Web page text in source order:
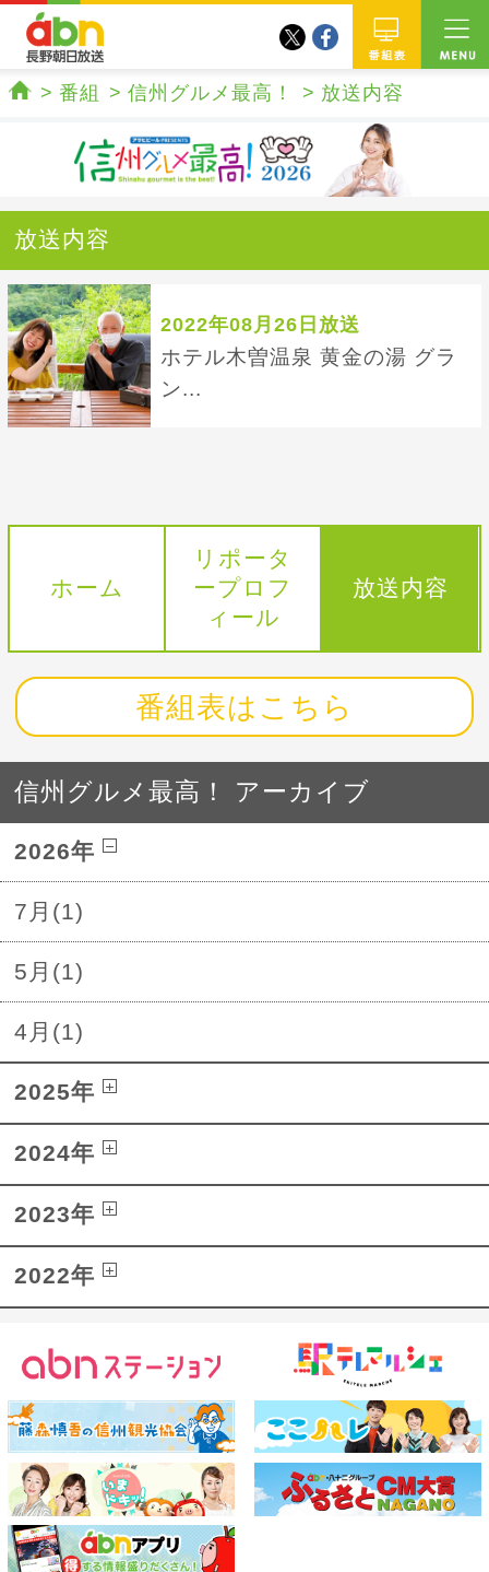
twitterfacebook
番組 信州グルメ最高！ 放送内容
放送内容
2022年08月26日放送
ホテル木曽温泉 黄金の湯 グラ
ン...
ホーム
リポータ
ープロフ
ィール
放送内容
番組表はこちら
信州グルメ最高！ アーカイブ
2026年
7月(1)
5月(1)
4月(1)
2025年
2024年
2023年
2022年